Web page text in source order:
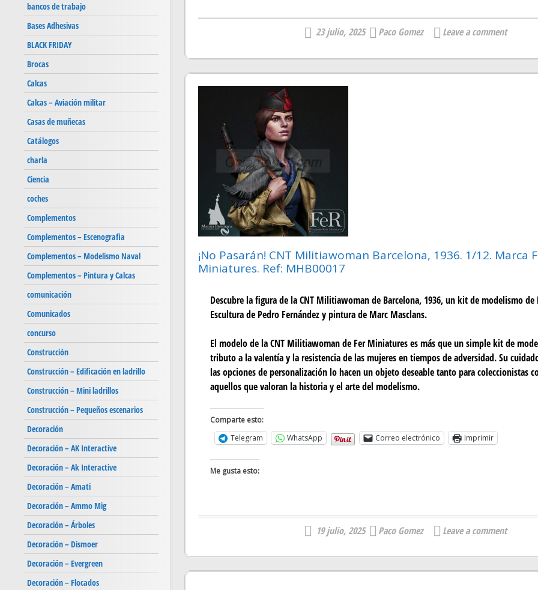
23 julio, 2025 Paco Gomez Leave a comment
¡No Pasarán! CNT Militiawoman Barcelona, 1936. 1/12. Marca
Miniatures. Ref: MHB00017
Descubre la figura de la CNT Militiawoman de Barcelona, 1936, un kit de modelismo
Escultura de Pedro Fernández y pintura de Marc Masclans.
El modelo de la CNT Militiawoman de Fer Miniatures es más que un simple kit de
tributo a la valentía y la resistencia de las mujeres en tiempos de adversidad. Su
las opciones de personalización lo hacen un objeto deseable tanto para coleccionistas
aquellos que valoran la historia y el arte del modelismo.
Comparte esto:
Telegram
WhatsApp Correo electrónico Imprimir
Me gusta esto:
19 julio, 2025 Paco Gomez Leave a comment
bancos de trabajo
Bases Adhesivas
BLACK FRIDAY
Brocas
Calcas
Calcas – Aviación militar
Casas de muñecas
Catálogos
charla
Ciencia
coches
Complementos
Complementos – Escenografia
Complementos – Modelismo Naval
Complementos – Pintura y Calcas
comunicación
Comunicados
concurso
Construcción
Construcción – Edificación en ladrillo
Construcción – Mini ladrillos
Construcción – Pequeños escenarios
Decoración
Decoración – AK Interactive
Decoración – Ak Interactive
Decoración – Amati
Decoración – Ammo Mig
Decoración – Árboles
Decoración – Dismoer
Decoración – Evergreen
Decoración – Flocados